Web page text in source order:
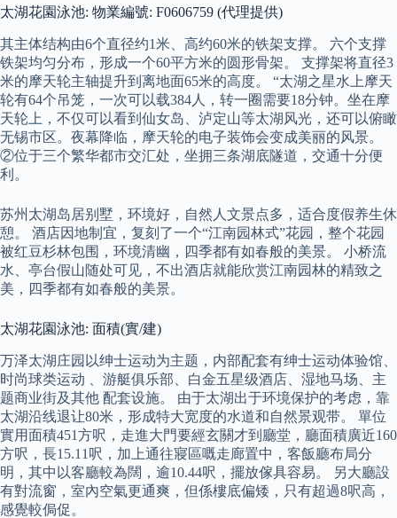
太湖花園泳池: 物業編號: F0606759 (代理提供)
其主体结构由6个直径约1米、高约60米的铁架支撑。 六个支撑
铁架均匀分布，形成一个60平方米的圆形骨架。 支撑架将直径3
米的摩天轮主轴提升到离地面65米的高度。 “太湖之星水上摩天
轮有64个吊笼，一次可以载384人，转一圈需要18分钟。坐在摩
天轮上，不仅可以看到仙女岛、泸定山等太湖风光，还可以俯瞰
无锡市区。夜幕降临，摩天轮的电子装饰会变成美丽的风景。
②位于三个繁华都市交汇处，坐拥三条湖底隧道，交通十分便
利。
苏州太湖岛居别墅，环境好，自然人文景点多，适合度假养生休
憩。 酒店因地制宜，复刻了一个“江南园林式”花园，整个花园
被红豆杉林包围，环境清幽，四季都有如春般的美景。 小桥流
水、亭台假山随处可见，不出酒店就能欣赏江南园林的精致之
美，四季都有如春般的美景。
太湖花園泳池: 面積(實/建)
万泽太湖庄园以绅士运动为主题，内部配套有绅士运动体验馆、
时尚球类运动 、游艇俱乐部、白金五星级酒店、湿地马场、主
题商业街及其他 配套设施。 由于太湖出于环境保护的考虑，靠
太湖沿线退让80米，形成特大宽度的水道和自然景观带。 單位
實用面積451方呎，走進大門要經玄關才到廳堂，廳面積廣近160
方呎，長15.11呎，加上通往寢區嘅走廊置中，客飯廳布局分
明，其中以客廳較為闊，逾10.44呎，擺放傢具容易。 另大廳設
有對流窗，室內空氣更通爽，但係樓底偏矮，只有超過8呎高，
感覺較侷促。